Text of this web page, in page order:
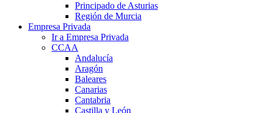
Principado de Asturias
Región de Murcia
Empresa Privada
Ir a Empresa Privada
CCAA
Andalucía
Aragón
Baleares
Canarias
Cantabria
Castilla y León